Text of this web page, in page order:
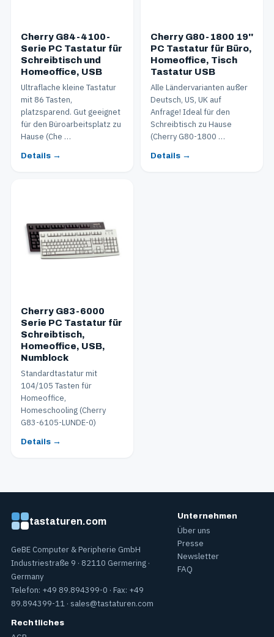
Cherry G84-4100-
Serie PC Tastatur für
Schreibtisch und
Homeoffice, USB
Ultraflache kleine Tastatur
mit 86 Tasten,
platzsparend. Gut geeignet
für den Büroarbeitsplatz zu
Hause (Che …
Details →
Cherry G80-1800 19''
PC Tastatur für Büro,
Homeoffice, Tisch
Tastatur USB
Alle Ländervarianten außer
Deutsch, US, UK auf
Anfrage! Ideal für den
Schreibtisch zu Hause
(Cherry G80-1800 …
Details →
Cherry G83-6000
Serie PC Tastatur für
Schreibtisch,
Homeoffice, USB,
Numblock
Standardtastatur mit
104/105 Tasten für
Homeoffice,
Homeschooling (Cherry
G83-6105-LUNDE-0)
Details →
tastaturen.com
GeBE Computer & Peripherie GmbH
Industriestraße 9 · 82110 Germering ·
Germany
Telefon: +49 89.894399-0 · Fax: +49
89.894399-11 · sales@tastaturen.com
Unternehmen
Über uns
Presse
Newsletter
FAQ
Rechtliches